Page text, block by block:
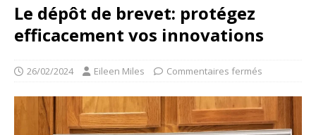
Le dépôt de brevet: protégez
efficacement vos innovations
26/02/2024 Eileen Miles Commentaires fermés